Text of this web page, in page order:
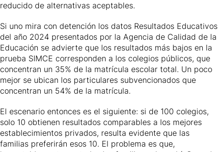
reducido de alternativas aceptables.
Si uno mira con detención los datos Resultados Educativos
del año 2024 presentados por la Agencia de Calidad de la
Educación se advierte que los resultados más bajos en la
prueba SIMCE corresponden a los colegios públicos, que
concentran un 35% de la matrícula escolar total. Un poco
mejor se ubican los particulares subvencionados que
concentran un 54% de la matrícula.
El escenario entonces es el siguiente: si de 100 colegios,
solo 10 obtienen resultados comparables a los mejores
establecimientos privados, resulta evidente que las
familias preferirán esos 10. El problema es que,